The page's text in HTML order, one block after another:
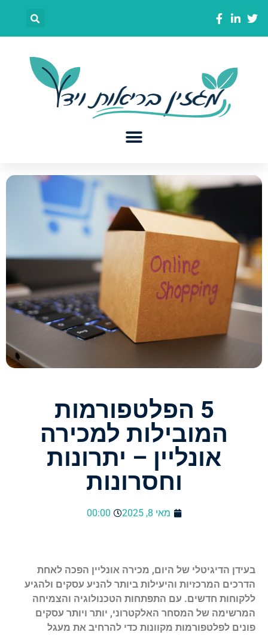
5 הפלטפורמות
המובילות למכירה
אונליין – יתרונות
וחסרונות
מאי 8, 2025 00:00
בעידן הדיגיטלי של היום, מכירה אונליין הפכה לאחת
הדרכים המרכזיות והיעילות ביותר להניע עסקים ולהגיע
ללקוחות חדשים. עם התפתחות הטכנולוגיה והצמיחה
המרשימה של המסחר האלקטרוני, יותר ויותר עסקים
פונים לפלטפורמות מקוונות כדי להרחיב את מעגל